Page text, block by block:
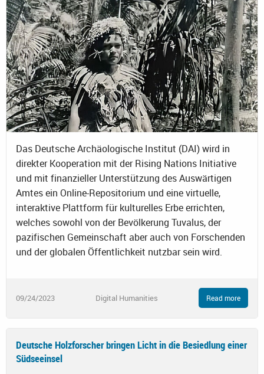
Das Deutsche Archäologische Institut (DAI) wird in
direkter Kooperation mit der Rising Nations Initiative
und mit finanzieller Unterstützung des Auswärtigen
Amtes ein Online-Repositorium und eine virtuelle,
interaktive Plattform für kulturelles Erbe errichten,
welches sowohl von der Bevölkerung Tuvalus, der
pazifischen Gemeinschaft aber auch von Forschenden
und der globalen Öffentlichkeit nutzbar sein wird.
09/24/2023 Digital Humanities Read more
Deutsche Holzforscher bringen Licht in die Besiedlung einer
Südseeinsel